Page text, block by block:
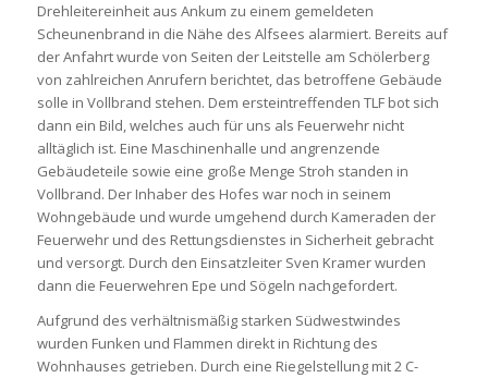
Drehleitereinheit aus Ankum zu einem gemeldeten
Scheunenbrand in die Nähe des Alfsees alarmiert. Bereits auf
der Anfahrt wurde von Seiten der Leitstelle am Schölerberg
von zahlreichen Anrufern berichtet, das betroffene Gebäude
solle in Vollbrand stehen. Dem ersteintreffenden TLF bot sich
dann ein Bild, welches auch für uns als Feuerwehr nicht
alltäglich ist. Eine Maschinenhalle und angrenzende
Gebäudeteile sowie eine große Menge Stroh standen in
Vollbrand. Der Inhaber des Hofes war noch in seinem
Wohngebäude und wurde umgehend durch Kameraden der
Feuerwehr und des Rettungsdienstes in Sicherheit gebracht
und versorgt. Durch den Einsatzleiter Sven Kramer wurden
dann die Feuerwehren Epe und Sögeln nachgefordert.
Aufgrund des verhältnismäßig starken Südwestwindes
wurden Funken und Flammen direkt in Richtung des
Wohnhauses getrieben. Durch eine Riegelstellung mit 2 C-